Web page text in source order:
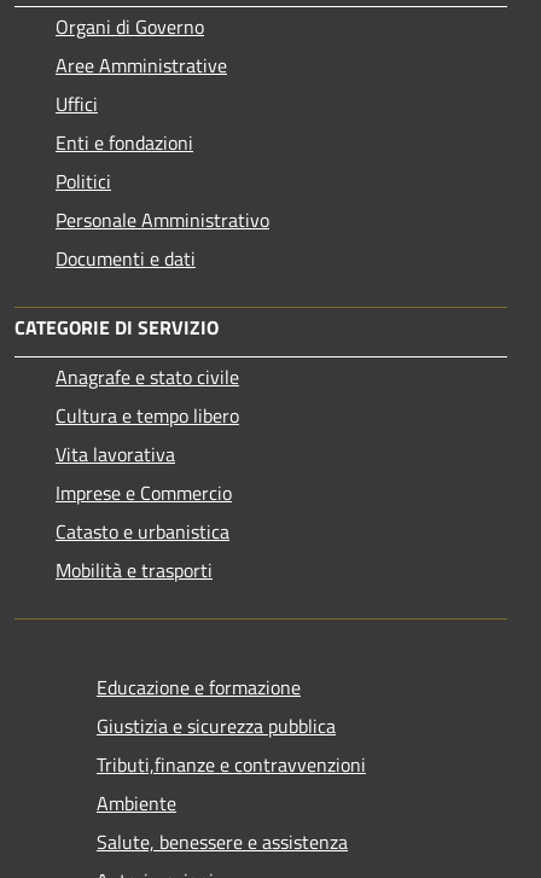
Organi di Governo
Aree Amministrative
Uffici
Enti e fondazioni
Politici
Personale Amministrativo
Documenti e dati
CATEGORIE DI SERVIZIO
Anagrafe e stato civile
Cultura e tempo libero
Vita lavorativa
Imprese e Commercio
Catasto e urbanistica
Mobilità e trasporti
Educazione e formazione
Giustizia e sicurezza pubblica
Tributi,finanze e contravvenzioni
Ambiente
Salute, benessere e assistenza